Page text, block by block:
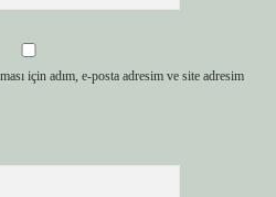
için adım, e-posta adresim ve site adresim